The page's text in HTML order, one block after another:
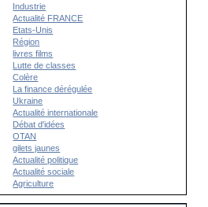
Industrie
Actualité FRANCE
Etats-Unis
Région
livres films
Lutte de classes
Colère
La finance dérégulée
Ukraine
Actualité internationale
Débat d'idées
OTAN
gilets jaunes
Actualité politique
Actualité sociale
Agriculture